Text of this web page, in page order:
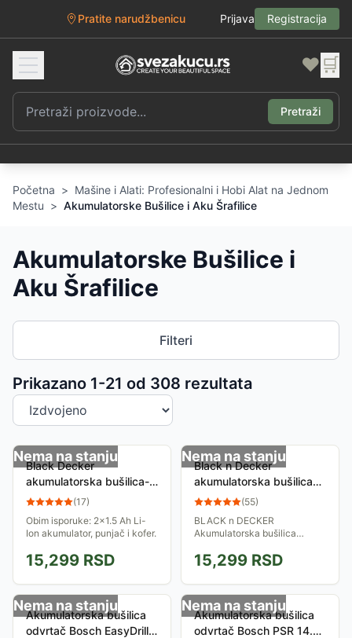
Pratite narudžbenicu Prijava Registracija
❤️ 🛒
Pretraži
Početna > Mašine i Alati: Profesionalni i Hobi Alat na Jednom
Mestu > Akumulatorske Bušilice i Aku Šrafilice
Akumulatorske Bušilice i
Aku Šrafilice
Filteri
Prikazano 1-21 od 308 rezultata
Sortiranje proizvoda
Nema na stanju
Black Decker
akumulatorska bušilica-­
odvijač BDCDD12KB
(17)
Obim isporuke: 2x1.5 Ah Li-
Ion akumulator, punjač i kofer.
15,299 RSD
Nema na stanju
Black n Decker
akumulatorska bušilica
odvijač BDCDD12BAT
(55)
BLACK n DECKER
Akumulatorska bušilica
baterijom, kapaciteta 1.5 Ah,
sa poklon priborom.
Kompaktna i lagana bušilica
idealna za...
15,299 RSD
Nema na stanju
Akumulatorska bušilica
odvrtač Bosch EasyDrill
Nema na stanju
Akumulatorska bušilica
odvrtač Bosch PSR 14.4